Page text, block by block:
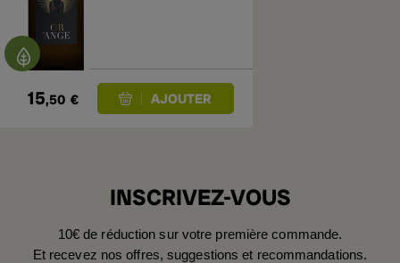
15,50 €
INSCRIVEZ-VOUS
10€ de réduction sur votre première commande.
Et recevez nos offres, suggestions et recommandations.